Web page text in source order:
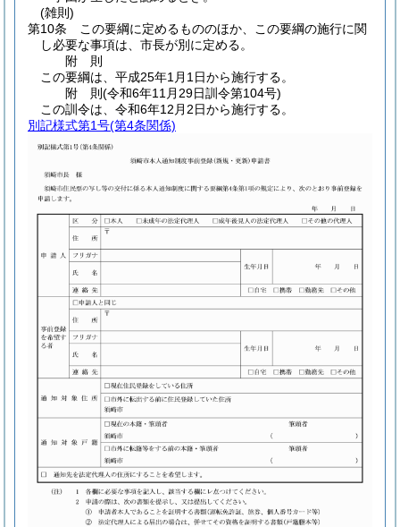
(雑則)
第10条
この要綱に定めるもののほか、この要綱の施行に関
し必要な事項は、市長が別に定める。
附 則
この要綱は、平成25年1月1日から施行する。
附 則(令和6年11月29日訓令第104号)
この訓令は、令和6年12月2日から施行する。
別記様式第1号(第4条関係)